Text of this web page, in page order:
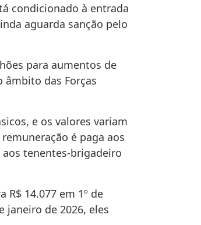
condicionado à entrada
aguarda sanção pelo
para aumentos de
âmbito das Forças
e os valores variam
é paga aos
tenentes-brigadeiro
R$ 14.077 em 1º de
janeiro de 2026, eles